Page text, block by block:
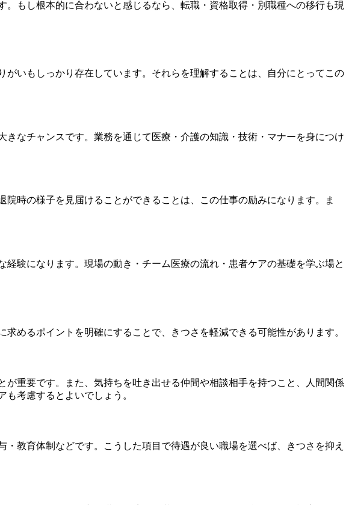
もし根本的に合わないと感じるなら、転職・資格取得・別職種への移行も現
いもしっかり存在しています。それらを理解することは、自分にとってこの
なチャンスです。業務を通じて医療・介護の知識・技術・マナーを身につけ
時の様子を見届けることができることは、この仕事の励みになります。ま
験になります。現場の動き・チーム医療の流れ・患者ケアの基礎を学ぶ場と
めるポイントを明確にすることで、きつさを軽減できる可能性があります。
重要です。また、気持ちを吐き出せる仲間や相談相手を持つこと、人間関係
考慮するとよいでしょう。
教育体制などです。こうした項目で待遇が良い職場を選べば、きつさを抑え